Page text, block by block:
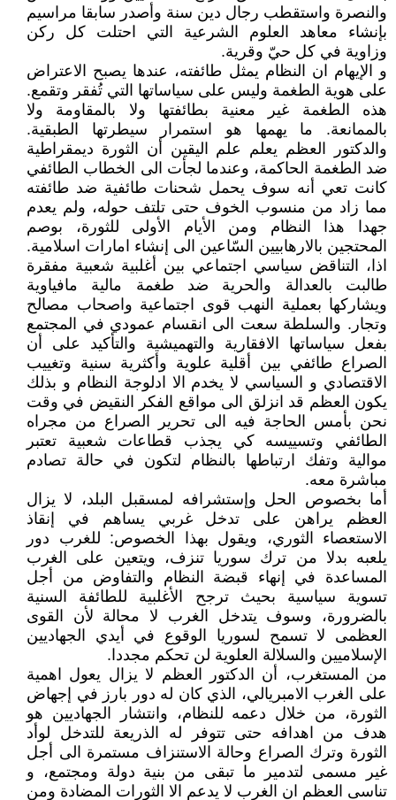
والنصرة واستقطب رجال دين سنة وأصدر سابقا مراسيم
بإنشاء معاهد العلوم الشرعية التي احتلت كل ركن
وزاوية في كل حيّ وقرية.
و الإيهام ان النظام يمثل طائفته، عندها يصبح الاعتراض
على هوية الطغمة وليس على سياساتها التي تُفقر وتقمع.
هذه الطغمة غير معنية بطائفتها ولا بالمقاومة ولا
بالممانعة. ما يهمها هو استمرار سيطرتها الطبقية.
والدكتور العظم يعلم علم اليقين أن الثورة ديمقراطية
ضد الطغمة الحاكمة، وعندما لجأت الى الخطاب الطائفي
كانت تعي أنه سوف يحمل شحنات طائفية ضد طائفته
مما زاد من منسوب الخوف حتى تلتف حوله، ولم يعدم
جهدا هذا النظام ومن الأيام الأولى للثورة، بوصم
المحتجين بالارهابيين السّاعين الى إنشاء امارات اسلامية.
اذا، التناقض سياسي اجتماعي بين أغلبية شعبية مفقرة
طالبت بالعدالة والحرية ضد طغمة مالية مافياوية
ويشاركها بعملية النهب قوى اجتماعية واصحاب مصالح
وتجار. والسلطة سعت الى انقسام عمودي في المجتمع
بفعل سياساتها الافقارية والتهميشية والتأكيد على أن
الصراع طائفي بين أقلية علوية وأكثرية سنية وتغييب
الاقتصادي و السياسي لا يخدم الا ادلوجة النظام و بذلك
يكون العظم قد انزلق الى مواقع الفكر النقيض في وقت
نحن بأمس الحاجة فيه الى تحرير الصراع من مجراه
الطائفي وتسييسه كي يجذب قطاعات شعبية تعتبر
موالية وتفك ارتباطها بالنظام لتكون في حالة تصادم
مباشرة معه.
أما بخصوص الحل وإستشرافه لمسقبل البلد، لا يزال
العظم يراهن على تدخل غربي يساهم في إنقاذ
الاستعصاء الثوري، ويقول بهذا الخصوص: للغرب دور
يلعبه بدلا من ترك سوريا تنزف، ويتعين على الغرب
المساعدة في إنهاء قبضة النظام والتفاوض من أجل
تسوية سياسية بحيث ترجح الأغلبية للطائفة السنية
بالضرورة، وسوف يتدخل الغرب لا محالة لأن القوى
العظمى لا تسمح لسوريا الوقوع في أيدي الجهاديين
الإسلاميين والسلالة العلوية لن تحكم مجددا.
من المستغرب، أن الدكتور العظم لا يزال يعول اهمية
على الغرب الامبريالي، الذي كان له دور بارز في إجهاض
الثورة، من خلال دعمه للنظام، وانتشار الجهاديين هو
هدف من اهدافه حتى تتوفر له الذريعة للتدخل لوأد
الثورة وترك الصراع وحالة الاستنزاف مستمرة الى أجل
غير مسمى لتدمير ما تبقى من بنية دولة ومجتمع، و
تناسى العظم ان الغرب لا يدعم الا الثورات المضادة ومن